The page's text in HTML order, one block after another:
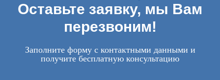
Оставьте заявку, мы Вам
перезвоним!
Заполните форму с контактными данными и
получите бесплатную консультацию